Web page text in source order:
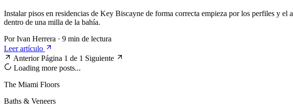
Instalar pisos en residencias de Key Biscayne de forma correcta empieza por los perfiles y
dentro de una milla de la bahía.
Por Ivan Herrera · 9 min de lectura
Leer artículo
AnteriorPágina 1 de 1 Siguiente
Loading more posts...
The Miami Floors
Baths & Veneers